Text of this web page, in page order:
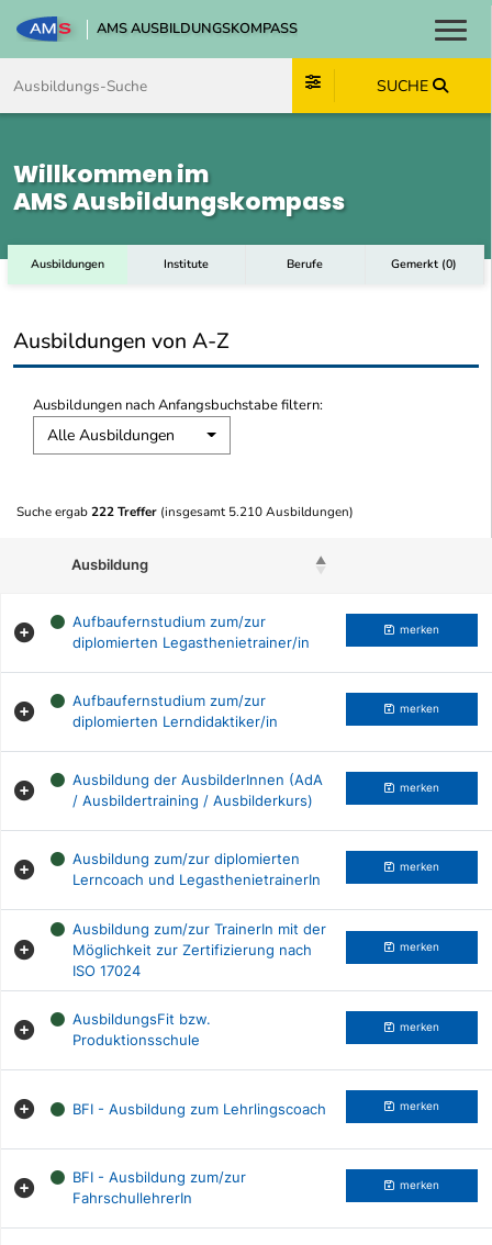
AMS AUSBILDUNGSKOMPASS
SUCHE
Willkommen im
AMS Ausbildungskompass
Ausbildungen Institute Berufe Gemerkt (0)
Ausbildungen von A-Z
Ausbildungen nach Anfangsbuchstabe filtern:
Alle Ausbildungen
Suche ergab222 Treffer (insgesamt 5.210 Ausbildungen)
Ausbildung
Aufbaufernstudium zum/zur
diplomierten Legasthenietrainer/in
merken
Aufbaufernstudium zum/zur
diplomierten Lerndidaktiker/in
merken
Ausbildung der AusbilderInnen (AdA
/ Ausbildertraining / Ausbilderkurs)
merken
Ausbildung zum/zur diplomierten
Lerncoach und LegasthenietrainerIn
merken
Ausbildung zum/zur TrainerIn mit der
Möglichkeit zur Zertifizierung nach
ISO 17024
merken
AusbildungsFit bzw.
Produktionsschule
merken
BFI - Ausbildung zum Lehrlingscoach merken
BFI - Ausbildung zum/zur
FahrschullehrerIn
merken